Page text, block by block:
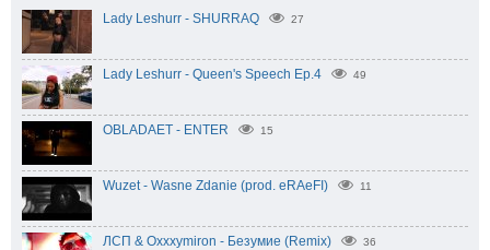
Lady Leshurr - SHURRAQ 27
Lady Leshurr - Queen's Speech Ep.4 49
OBLADAET - ENTER 15
Wuzet - Wasne Zdanie (prod. eRAeFI) 11
ЛСП & Oxxxymiron - Безумие (Remix) 36